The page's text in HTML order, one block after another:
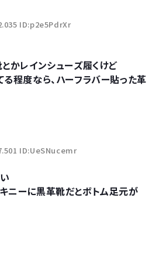
ID:p2e5PdrXr
かレインシューズ履くけど
程度なら、ハーフラバー貼った革
ID:UeSNucemr
ニーに黒革靴だとボトム足元が